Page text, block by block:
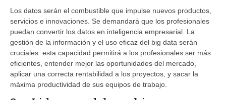
Los datos serán el combustible que impulse nuevos productos,
servicios e innovaciones. Se demandará que los profesionales
puedan convertir los datos en inteligencia empresarial. La
gestión de la información y el uso eficaz del big data serán
cruciales: esta capacidad permitirá a los profesionales ser más
eficientes, entender mejor las oportunidades del mercado,
aplicar una correcta rentabilidad a los proyectos, y sacar la
máxima productividad de sus equipos de trabajo.